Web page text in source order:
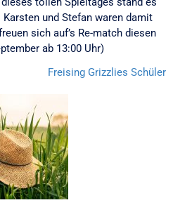
und Stefan waren damit
sich auf’s Re-match diesen
ab 13:00 Uhr)
Freising Grizzlies Schüler